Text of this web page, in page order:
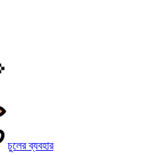
চুলের ব্যবহার